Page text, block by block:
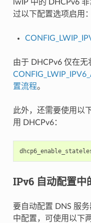
lwIP 中的 DHCPv6
过以下配置选项启用：
由于 DHCPv6 仅在
置流程。
此外，还需要使用以
用 DHCPv6：
IPv6 自动配置中
要自动配置 DNS 服
中配置，可使用以下